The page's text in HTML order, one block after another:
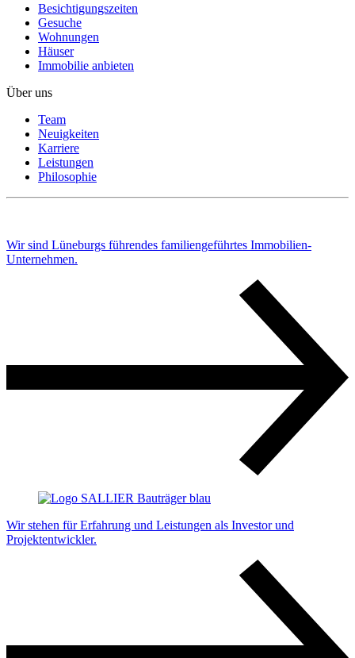
Besichtigungszeiten
Gesuche
Wohnungen
Häuser
Immobilie anbieten
Über uns
Team
Neuigkeiten
Karriere
Leistungen
Philosophie
Wir sind Lüneburgs führendes familiengeführtes Immobilien-
Unternehmen.
Wir stehen für Erfahrung und Leistungen als Investor und
Projektentwickler.